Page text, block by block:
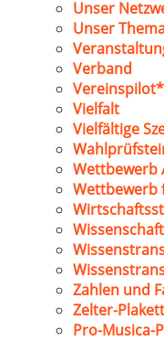
Unser
Unser
Verband
Vielfalt
Vielfältige
Wettbewerb
Wettbewerb
Zahlen und
Zelter-
Pro-Musica-